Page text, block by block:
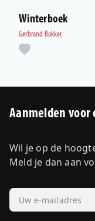
Winterboek
Gerbrand Bakker
Aanmelden
Wil je op de
Meld je dan aan